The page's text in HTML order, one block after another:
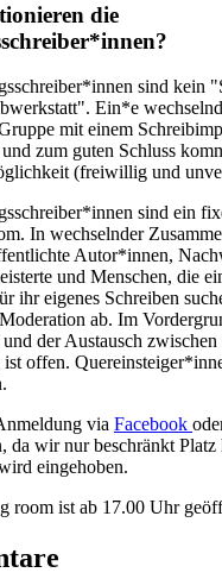
die
sind kein
Ein*e
mit einem
und zum guten Schluss
(freiwillig und
sind ein
In wechselnder
Autor*innen,
und Menschen, die
ihr eigenes Schreiben
ab. Im
der Austausch
offen.
via Facebook
da wir nur beschränkt
eingehoben.
room ist ab 17.00 Uhr